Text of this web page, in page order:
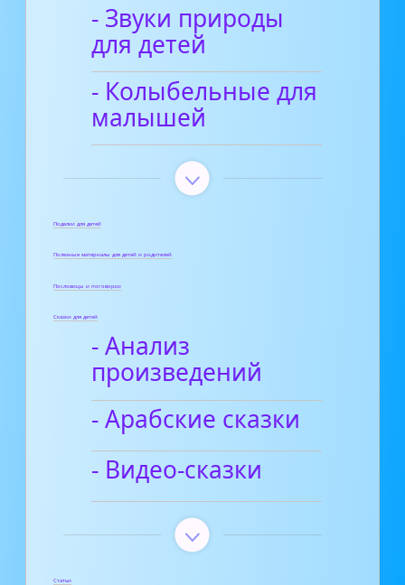
- Звуки природы
для детей
- Колыбельные для
малышей
Поделки для детей
Полезные материалы для детей и родителей
Пословицы и поговорки
Сказки для детей
- Анализ
произведений
- Арабские сказки
- Видео-сказки
Статьи